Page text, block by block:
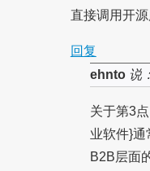
直接调用开源
回复
ehnto说：
关于第3
业软件}
B2B层面